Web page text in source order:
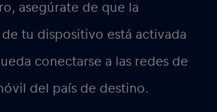
asegúrate de que la
tu dispositivo está activada
conectarse a las redes de
del país de destino.